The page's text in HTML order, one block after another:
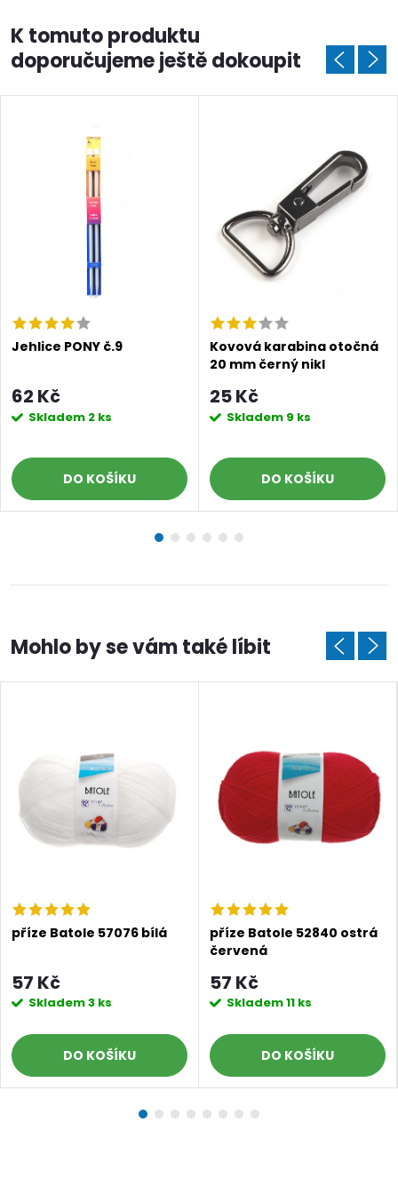
K tomuto produktu
doporučujeme ještě dokoupit
Jehlice PONY č.9
62 Kč
Skladem 2 ks
DO KOŠÍKU
Kovová karabina otočná
20 mm černý nikl
25 Kč
Skladem 9 ks
DO KOŠÍKU
příze Batole 57076 bílá
57 Kč
Skladem3 ks
DO KOŠÍKU
příze Batole 52840 ostrá
červená
57 Kč
Skladem11 ks
DO KOŠÍKU
Doprava a platby Blog a návody